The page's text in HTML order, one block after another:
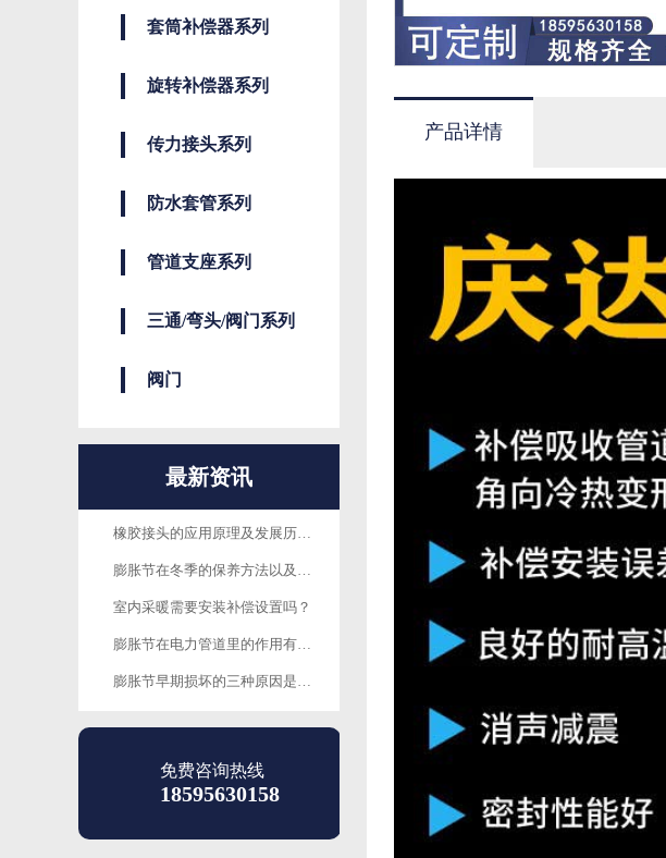
套筒补偿器系列
旋转补偿器系列
传力接头系列
防水套管系列
管道支座系列
三通/弯头/阀门系列
阀门
最新资讯
橡胶接头的应用原理及发展历程是怎样的呢？以及使用方法
膨胀节在冬季的保养方法以及需要注意的问题有哪些？
室内采暖需要安装补偿设置吗？
膨胀节在电力管道里的作用有哪些？
膨胀节早期损坏的三种原因是什么？
免费咨询热线
18595630158
产品详情